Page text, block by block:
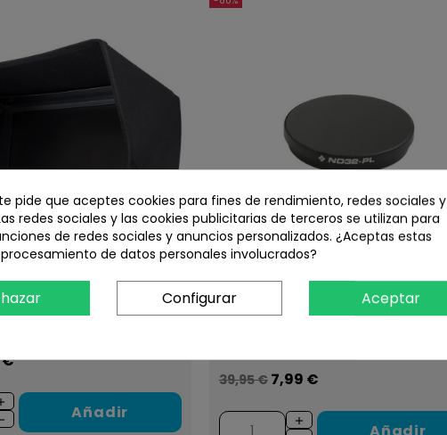
RX-LCD5802
€
Añadir
Filtro cristal Neutro ND32 de 5 pasos y
39,95 € 7,99 €
Añadir
pide que aceptes cookies para fines de rendimiento, redes sociales y
redes sociales y las cookies publicitarias de terceros se utilizan para
de redes sociales y anuncios personalizados. ¿Aceptas estas
de datos personales involucrados?
Configurar Aceptar